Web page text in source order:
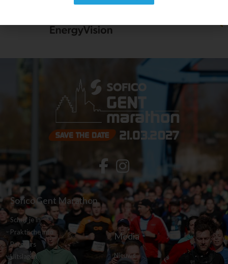
Sofico Gent Marathon
Schrijf je in
Praktische info
Parcours
Uitslagen
Media
Nieuws